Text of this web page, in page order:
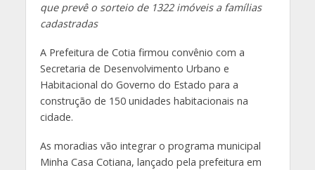
que prevê o sorteio de 1322 imóveis a famílias
cadastradas
A Prefeitura de Cotia firmou convênio com a
Secretaria de Desenvolvimento Urbano e
Habitacional do Governo do Estado para a
construção de 150 unidades habitacionais na
cidade.
As moradias vão integrar o programa municipal
Minha Casa Cotiana, lançado pela prefeitura em